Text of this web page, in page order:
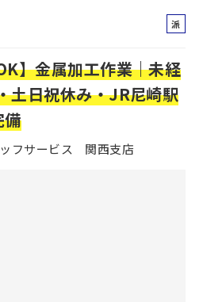
派
員
】金属加工作業｜未経
土日祝休み・JR尼崎駅
備
フサービス 関西支店